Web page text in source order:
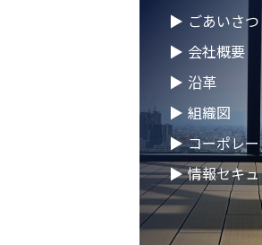
2026.04.25
徳
2026.04.02
2026.03.09
健
ープ
2026.02.09
「
会社
2026.01.26
知
▶ ごあいさつ
▶ 会社概要
▶ 沿革
▶ 組織図
▶ コーポレ
▶ 情報セキ